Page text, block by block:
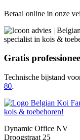
Betaal online in onze
Gratis
Technische bijstand
80.
Dynamic Office NV
Droogstraat 25